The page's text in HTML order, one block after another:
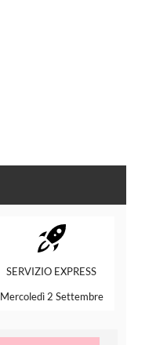
SERVIZIO EXPRESS
Mercoledì 2 Settembre